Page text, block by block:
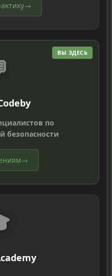
→
ВЫ ЗДЕСЬ
по
безопасности
→